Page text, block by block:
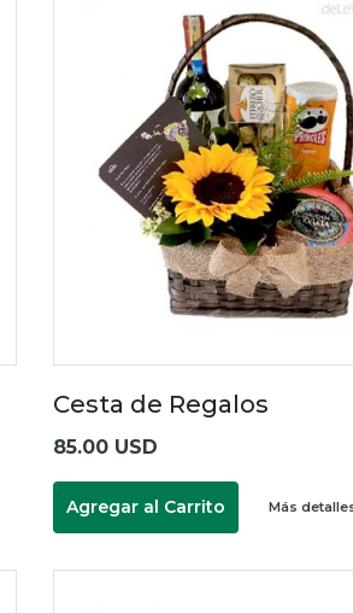
Cesta de Regalos
85.00 USD
Agregar al Carrito Más